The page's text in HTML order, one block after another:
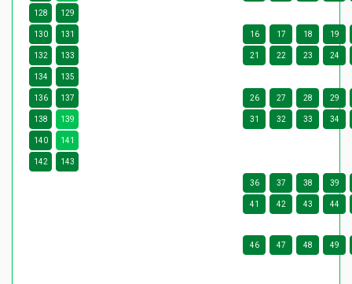
128 129
130 131 16 17 18 19
132 133 21 22 23 24
134 135
136 137 26 27 28 29
138 139 31 32 33 34
140 141
142 143
36 37 38 39
41 42 43 44
46 47 48 49